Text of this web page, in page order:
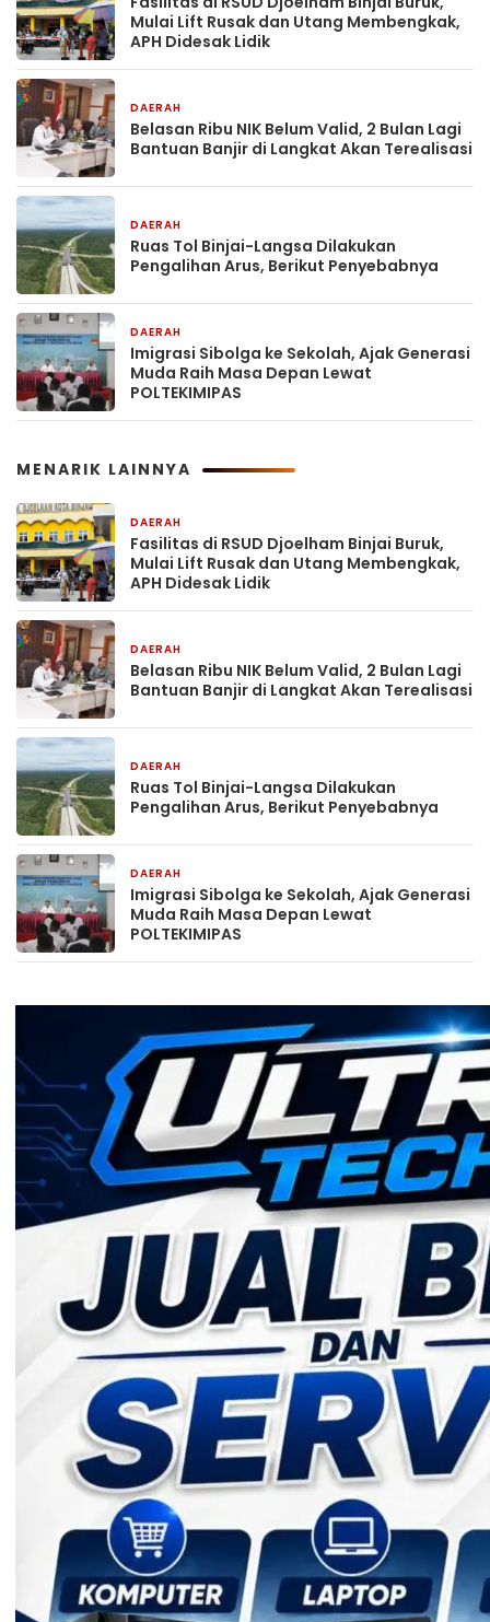
Mulai Lift Rusak dan Utang Membengkak,
APH Didesak Lidik
DAERAH
Belasan Ribu NIK Belum Valid, 2 Bulan Lagi
Bantuan Banjir di Langkat Akan Terealisasi
DAERAH
Ruas Tol Binjai-Langsa Dilakukan
Pengalihan Arus, Berikut Penyebabnya
DAERAH
Imigrasi Sibolga ke Sekolah, Ajak Generasi
Muda Raih Masa Depan Lewat
POLTEKIMIPAS
MENARIK LAINNYA
DAERAH
Fasilitas di RSUD Djoelham Binjai Buruk,
Mulai Lift Rusak dan Utang Membengkak,
APH Didesak Lidik
DAERAH
Belasan Ribu NIK Belum Valid, 2 Bulan Lagi
Bantuan Banjir di Langkat Akan Terealisasi
DAERAH
Ruas Tol Binjai-Langsa Dilakukan
Pengalihan Arus, Berikut Penyebabnya
DAERAH
Imigrasi Sibolga ke Sekolah, Ajak Generasi
Muda Raih Masa Depan Lewat
POLTEKIMIPAS